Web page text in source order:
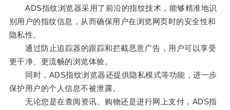
ADS指纹浏览器采用了前沿的指纹技术，能够精准地识
别用户的指纹信息，从而确保用户在浏览网页时的安全性和
隐私性。
通过防止追踪器的跟踪和拦截恶意广告，用户可以享受
更干净、更流畅的浏览体验。
同时，ADS指纹浏览器还提供隐私模式等功能，进一步
保护用户的个人信息不被泄露。
无论您是在查阅资讯、购物还是进行网上支付，ADS指